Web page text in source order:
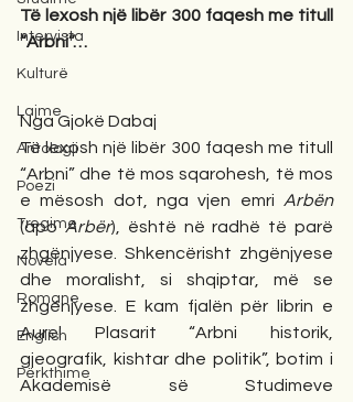
Intervista
Kulturë
Lajme
Antologji
Poezi
Tregime
Novela
Romane
English
Përkthime
Të lexosh një libër 300 faqesh me titull
“Arbni”…
Nga Gjokë Dabaj
Të lexosh një libër 300 faqesh me titull
“Arbni” dhe të mos sqarohesh, të mos
e mësosh dot, nga vjen emri Arbën
(apo Arbër), është në radhë të parë
zhgënjyese. Shkencërisht zhgënjyese
dhe moralisht, si shqiptar, më se
zhgënjyese. E kam fjalën për librin e
Aurel Plasarit “Arbni historik,
gjeografik, kishtar dhe politik”, botim i
Akademisë së Studimeve